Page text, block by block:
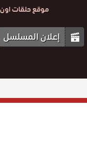
موقع حلقات اون
إعلان المسلسل